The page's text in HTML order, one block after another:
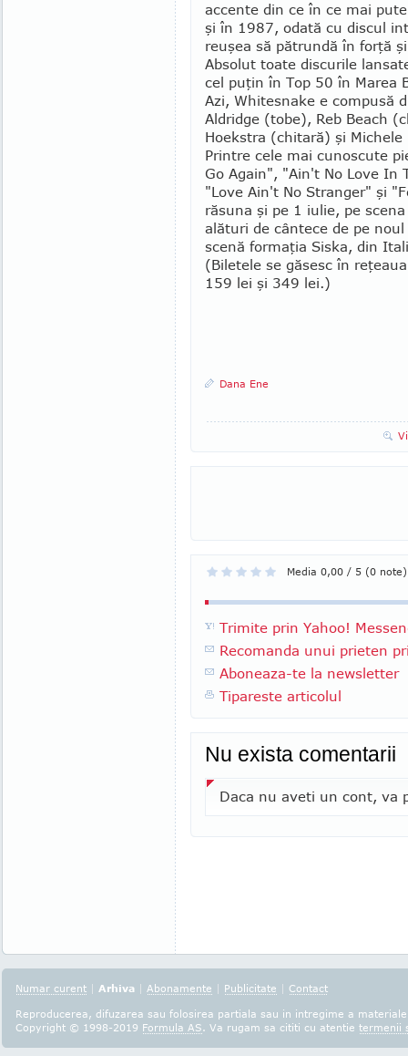
ac­cente din ce în ce mai
şi în 1987, odată cu dis­cul
reu­şea să pătrundă în forţă
Absolut toate discurile
cel puţin în Top 50 în Marea
Azi, Whitesnake e compusă
Aldridge (tobe), Reb Beach
Hoekstra (chi­tară) şi Michele
Printre cele mai cunoscute
Go Again", "Ain't No Love In
"Love Ain't No Stranger" şi
răsuna şi pe 1 iulie, pe
alături de cântece de pe
scenă for­maţia Siska, din
(Biletele se găsesc în
159 lei şi 349 lei.)
Dana Ene
Media 0,00 / 5 (0 note)
Trimite prin Yahoo!
Recomanda unui prieten
Aboneaza-te la newsletter
Tipareste articolul
Nu exista comentarii
Daca nu aveti un cont, va
Numar curent | Arhiva | Abonamente | Publicitate | Contact
Reproducerea, difuzarea sau folosirea partiala sau in intregime a
Copyright © 1998-2019 Formula AS. Va rugam sa cititi cu atentie termenii